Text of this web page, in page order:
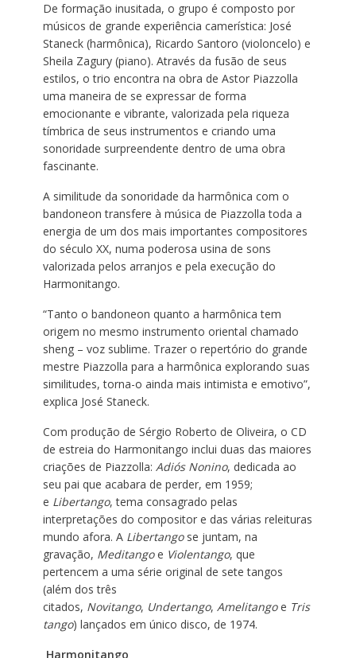
De formação inusitada, o grupo é composto por
músicos de grande experiência camerística: José
Staneck (harmônica), Ricardo Santoro (violoncelo) e
Sheila Zagury (piano). Através da fusão de seus
estilos, o trio encontra na obra de Astor Piazzolla
uma maneira de se expressar de forma
emocionante e vibrante, valorizada pela riqueza
tímbrica de seus instrumentos e criando uma
sonoridade surpreendente dentro de uma obra
fascinante.
A similitude da sonoridade da harmônica com o
bandoneon transfere à música de Piazzolla toda a
energia de um dos mais importantes compositores
do século XX, numa poderosa usina de sons
valorizada pelos arranjos e pela execução do
Harmonitango.
“Tanto o bandoneon quanto a harmônica tem
origem no mesmo instrumento oriental chamado
sheng – voz sublime. Trazer o repertório do grande
mestre Piazzolla para a harmônica explorando suas
similitudes, torna-o ainda mais intimista e emotivo”,
explica José Staneck.
Com produção de Sérgio Roberto de Oliveira, o CD
de estreia do Harmonitango inclui duas das maiores
criações de Piazzolla: Adiós Nonino, dedicada ao
seu pai que acabara de perder, em 1959;
e Libertango, tema consagrado pelas
interpretações do compositor e das várias releituras
mundo afora. A Libertangose juntam, na
gravação, Meditangoe Violentango, que
pertencem a uma série original de sete tangos
(além dos três
citados, Novitango, Undertango, Amelitangoe Tris
tango) lançados em único disco, de 1974.
Harmonitango